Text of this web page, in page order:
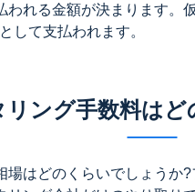
われる金額が決まります。
して支払われます。
リング手数料は
場はどのくらいでしょうか